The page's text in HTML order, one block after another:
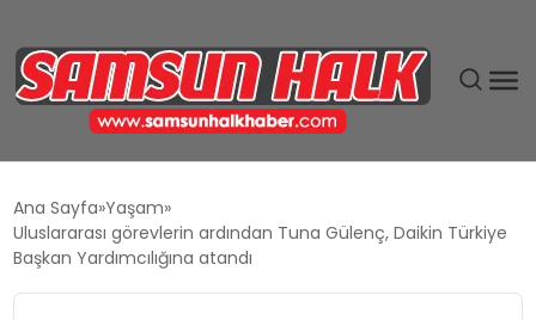
EĞITIM
Ana Sayfa Yaşam
Uluslararası görevlerin ardından Tuna Gülenç, Daikin Türkiye
Başkan Yardımcılığına atandı